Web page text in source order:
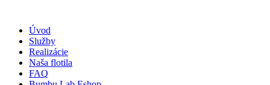
obsah
Úvod
Služby
Realizácie
Naša flotila
FAQ